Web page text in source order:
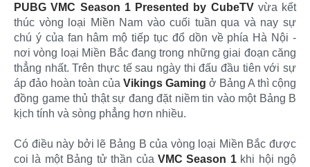
PUBG VMC Season 1 Presented by CubeTVvừa kết
thúc vòng loại Miền Nam vào cuối tuần qua và nay sự
chú ý của fan hâm mộ tiếp tục đổ dồn về phía Hà Nội -
nơi vòng loại Miền Bắc đang trong những giai đoạn căng
thẳng nhất. Trên thực tế sau ngày thi đấu đầu tiên với sự
áp đảo hoàn toàn của Vikings Gaming ở Bảng A thì cộng
đồng game thủ thật sự đang đặt niềm tin vào một Bảng B
kịch tính và sòng phẳng hơn nhiều.
Có điều này bởi lẽ Bảng B của vòng loại Miền Bắc được
coi là một Bảng tử thần của VMC Season 1khi hội ngộ